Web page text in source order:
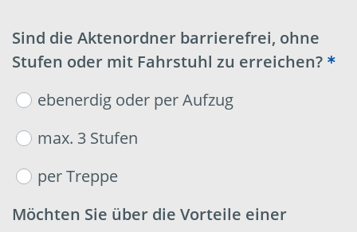
Sind die Aktenordner barrierefrei, ohne
Stufen oder mit Fahrstuhl zu erreichen?
ebenerdig oder per Aufzug
max. 3 Stufen
per Treppe
Möchten Sie über die Vorteile einer